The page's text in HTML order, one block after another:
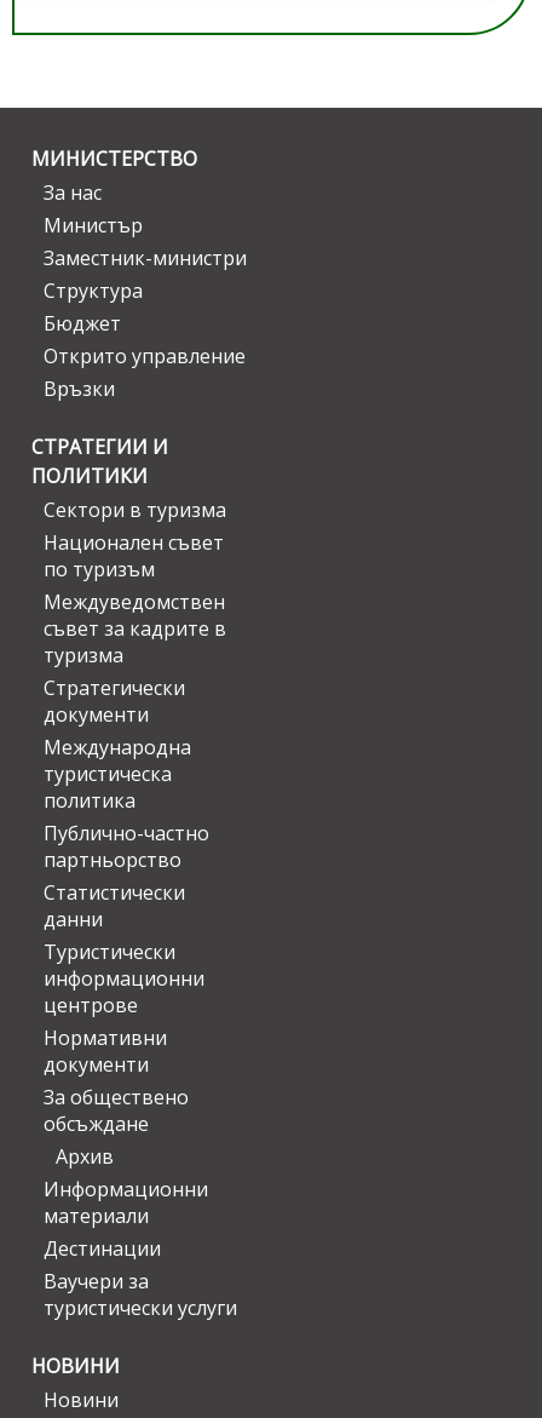
МИНИСТЕРСТВО
За нас
Министър
Заместник-министри
Структура
Бюджет
Открито управление
Връзки
СТРАТЕГИИ И
ПОЛИТИКИ
Сектори в туризма
Национален съвет
по туризъм
Междуведомствен
съвет за кадрите в
туризма
Стратегически
документи
Международна
туристическа
политика
Публично-частно
партньорство
Статистически
данни
Туристически
информационни
центрове
Нормативни
документи
За обществено
обсъждане
Архив
Информационни
материали
Дестинации
Ваучери за
туристически услуги
НОВИНИ
Новини